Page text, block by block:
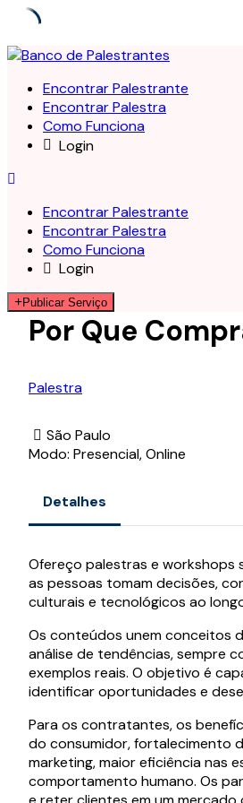
Skip
contentEncontrar Palestrante
Encontrar Palestra
Como Funciona
Login
Encontrar Palestrante
Encontrar Palestra
Como Funciona
Login
Publicar Serviço
Por Que
Palestra
São Paulo
Modo: Presencial, Online
Detalhes
Ofereço palestras e
as pessoas tomam decisões,
culturais e tecnológicos ao
Os conteúdos unem conceitos
análise de tendências, sempre
exemplos reais. O objetivo é
identificar oportunidades e
Para os contratantes, os
do consumidor, fortalecimento
marketing, maior eficiência nas
comportamento humano. Os